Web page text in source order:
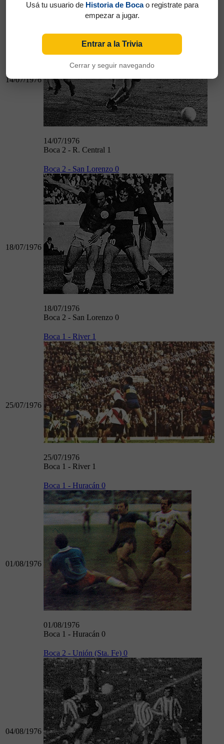
14/07/1976
14/07/1976
Boca 2 - R. Central 1
18/07/1976
Boca 2 - San Lorenzo 0
18/07/1976
Boca 2 - San Lorenzo 0
25/07/1976
Boca 1 - River 1
25/07/1976
Boca 1 - River 1
01/08/1976
Boca 1 - Huracán 0
01/08/1976
Boca 1 - Huracán 0
04/08/1976
Boca 2 - Unión (Sta. Fe) 0
Usá tu usuario de Historia de Bocao registrate para
empezar a jugar.
Entrar a la Trivia
Cerrar y seguir navegando